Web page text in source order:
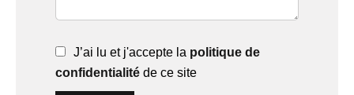
J’ai lu et j'accepte la politique de
confidentialité de ce site